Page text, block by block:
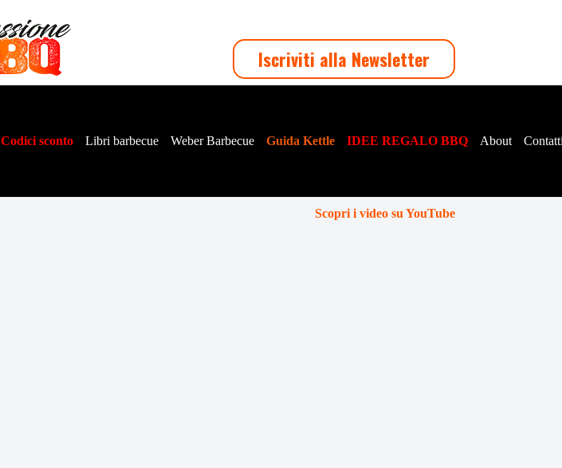
Iscriviti alla Newsletter
Codici sconto Libri barbecue Weber Barbecue Guida Kettle IDEE REGALO BBQ About
Scopri i video su YouTube